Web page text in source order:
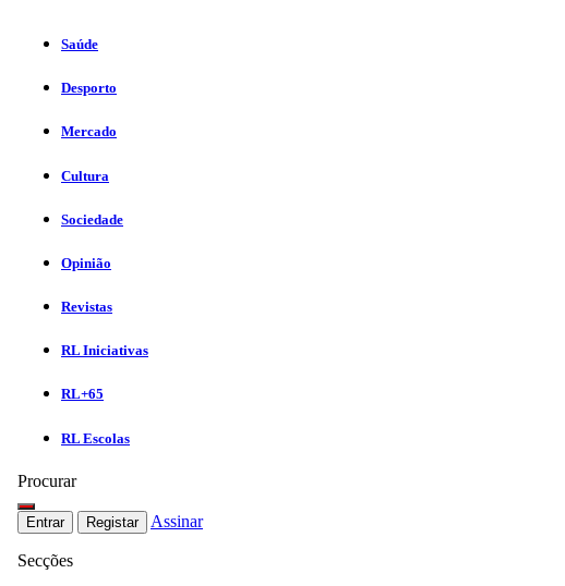
Saúde
Desporto
Mercado
Cultura
Sociedade
Opinião
Revistas
RL Iniciativas
RL+65
RL Escolas
Procurar
Entrar Registar Assinar
Secções